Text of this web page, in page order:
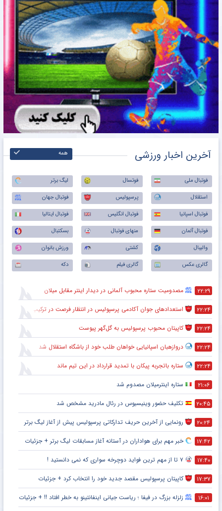
آخرین اخبار ورزشی همه
فوتبال ملی فوتسال
لیگ برتر
استقلال
پرسپولیس
فوتبال جهان
فوتبال اسپانیا
فوتبال انگلیس
فوتبال ایتالیا
فوتبال آلمان
منهای فوتبال
بسکتبال
والیبال
کشتی
ورزش بانوان
گالری عکس
گالری فیلم دکه
۲۲:۲۹ مصدومیت ستاره محبوب آلمانی در دیدار اینتر مقابل میلان
۲۲:۲۴ استعدادهای جوان آکادمی پرسپولیس در انتظار فرصت در ترکیب اصلی
۲۲:۲۴ کاپیتان محبوب پرسپولیس به گل‌گهر پیوست
۲۲:۲۴ دروازهبان اسپانیایی خواهان طلب خود از باشگاه استقلال شد
۲۲:۲۴ ستاره باتجربه پیکان با تمدید قرارداد در این تیم ماند
۲۱:۰۶ ستاره اینترمیلان مصدوم شد
۲۰:۴۵ تکلیف حضور وینیسیوس در رئال مادرید مشخص شد
۲۰:۲۴ رونمایی از آخرین حریف تدارکاتی پرسپولیس پیش از آغاز لیگ برتر
۱۷:۴۲ خبر مهم برای هواداران در آستانه آغاز مسابقات لیگ برتر + جزئیات
۱۷:۴۰ ۷ تا از مهم ترین فواید دوچرخه سواری که نمی دانستید !
۱۷:۳۷ کاپیتان پرسپولیس مقصد جدید خود را انتخاب کرد + جزئیات
۱۶:۰۱ زلزله بزرگ در فیفا ؛ ریاست جیانی اینفانتینو به خطر افتاد !! + جزئیات